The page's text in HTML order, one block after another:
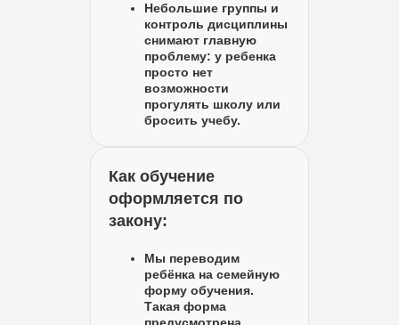
Небольшие группы и
контроль дисциплины
снимают главную
проблему: у ребенка
просто нет
возможности
прогулять школу или
бросить учебу.
Как обучение
оформляется по
закону:
Мы переводим
ребёнка насемейную
форму обучения.
Такая форма